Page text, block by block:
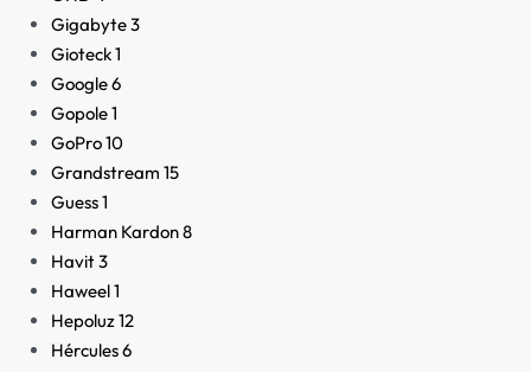
Gigabyte3
Gioteck1
Google6
Gopole1
GoPro10
Grandstream 15
Guess1
Harman Kardon8
Havit3
Haweel1
Hepoluz12
Hércules6